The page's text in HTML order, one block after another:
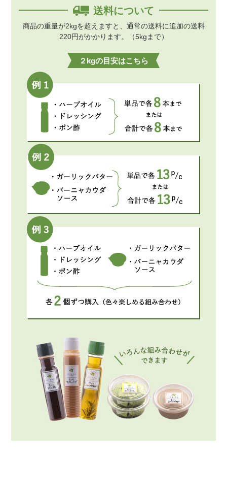
送料について
商品の重量が2kgを超えますと、通常の送料に追加の送料
220円がかかります。（5kgまで）
２kgの目安はこちら